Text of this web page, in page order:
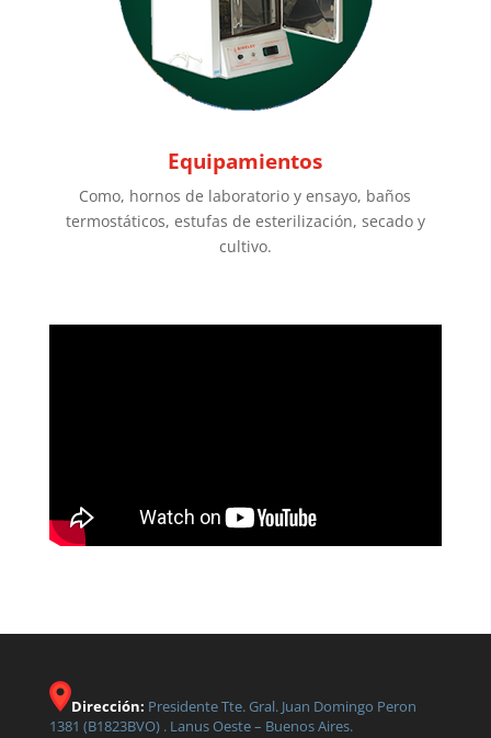
Equipamientos
Como, hornos de laboratorio y ensayo, baños
termostáticos, estufas de esterilización, secado y
cultivo.
Dirección: Presidente Tte. Gral. Juan Domingo Peron
1381 (B1823BVO) . Lanus Oeste – Buenos Aires.